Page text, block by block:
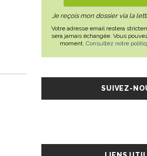
Je reçois mon dossier via la
Votre adresse email restera
sera jamais échangée. Vous
moment. Consultez notre
SUIVEZ-